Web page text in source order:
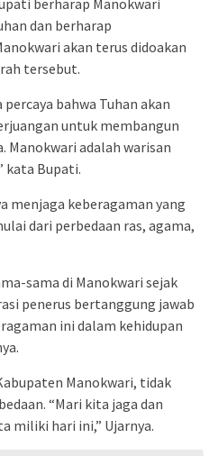
dan berharap
akan terus didoakan
tersebut.
bahwa Tuhan akan
untuk membangun
Manokwari adalah warisan
kata Bupati.
menjaga keberagaman yang
dari perbedaan ras, agama,
sama di Manokwari sejak
penerus bertanggung jawab
ini dalam kehidupan
Manokwari, tidak
“Mari kita jaga dan
miliki hari ini,” Ujarnya.